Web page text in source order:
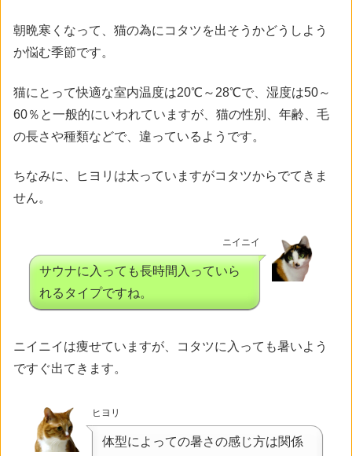
朝晩寒くなって、猫の為にコタツを出そうかどうしよう
か悩む季節です。
猫にとって快適な室内温度は20℃～28℃で、湿度は50～
60％と一般的にいわれていますが、猫の性別、年齢、毛
の長さや種類などで、違っているようです。
ちなみに、ヒヨリは太っていますがコタツからでてきま
せん。
ニイニイ
サウナに入っても長時間入っていら
れるタイプですね。
ニイニイは痩せていますが、コタツに入っても暑いよう
ですぐ出てきます。
ヒヨリ
体型によっての暑さの感じ方は関係